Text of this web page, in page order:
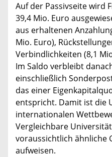
Auf der Passivseite wird
39,4 Mio. Euro
aus erhaltenen
Mio. Euro),
Verbindlichkeiten (8,1
Im Saldo verbleibt
einschließlich
das einer
entspricht. Damit ist die
internationalen
Vergleichbare
voraussichtlich ähnliche
aufweisen.